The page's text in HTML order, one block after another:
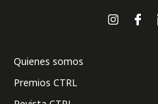
Quienes somos
Premios CTRL